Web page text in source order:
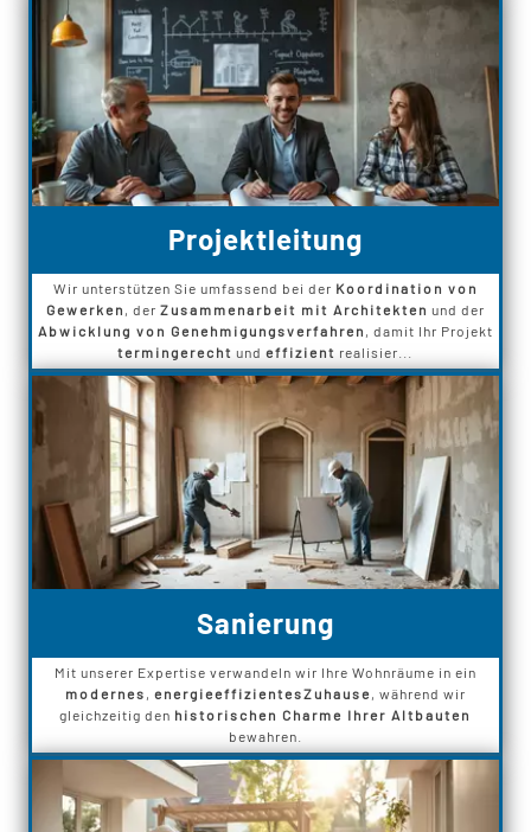
Projektleitung
Wir unterstützen Sie umfassend bei der Koordination von
Gewerken , der Zusammenarbeit mit Architekten und der
Abwicklung von Genehmigungsverfahren , damit Ihr Projekt
termingerecht undeffizient realisier...
Sanierung
Mit unserer Expertise verwandeln wir Ihre Wohnräume in ein
modernes , energieeffizientesZuhause , während wir
gleichzeitig den historischen Charme Ihrer Altbauten
bewahren.